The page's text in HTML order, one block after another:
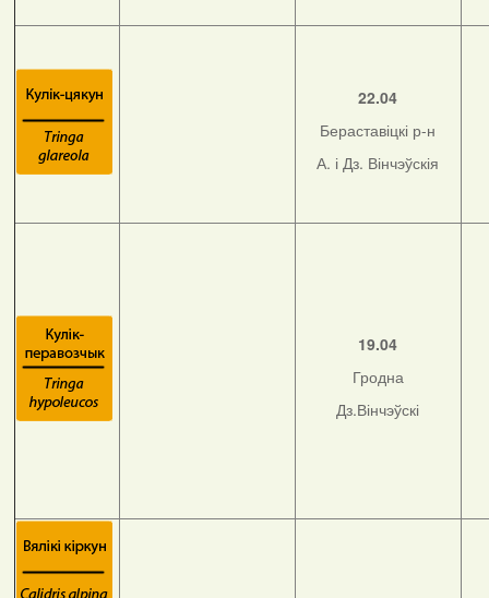
22.04
Бераставіцкі р-н
А. і Дз. Вінчэўскія
19.04
Гродна
Дз.Вінчэўскі